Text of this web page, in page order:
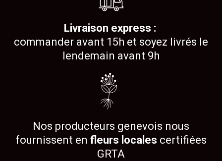
Livraison express :
commander avant 15h et soyez livrés le
lendemain avant 9h
Nos producteurs genevois nous
fournissent en fleurs locales certifiées
GRTA